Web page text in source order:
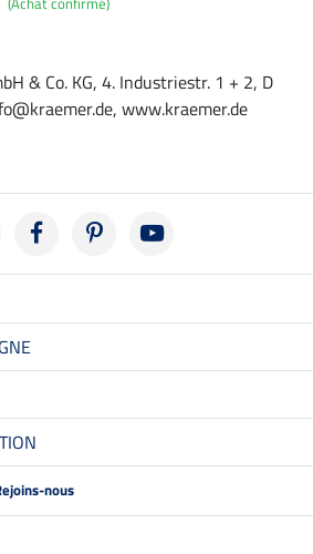
& Co. KG, 4. Industriestr. 1 + 2, D
www.kraemer.de
nous